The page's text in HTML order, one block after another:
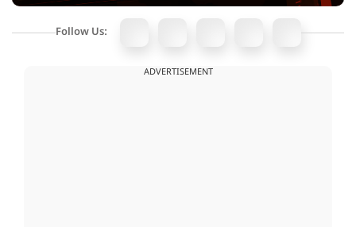
Follow Us:
ADVERTISEMENT